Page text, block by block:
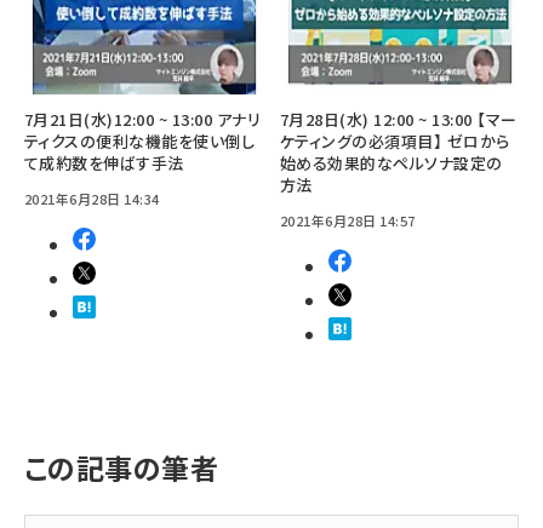
7月21日(水)12:00 ~ 13:00 アナリ
ティクスの便利な機能を使い倒し
て成約数を伸ばす手法
2021年6月28日 14:34
7月28日(水) 12:00 ~ 13:00 【マー
ケティングの必須項目】 ゼロから
始める効果的なペルソナ設定の
方法
2021年6月28日 14:57
この記事の筆者